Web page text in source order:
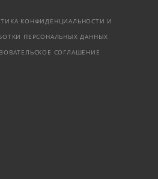
КОНФИДЕНЦИАЛЬНОСТИ И
ПЕРСОНАЛЬНЫХ ДАННЫХ
СОГЛАШЕНИЕ